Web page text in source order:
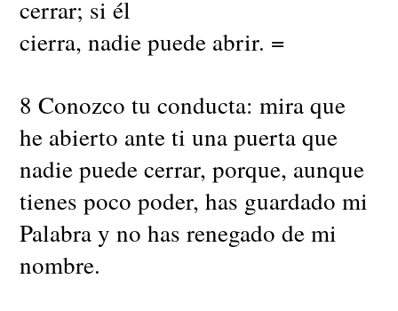
cerrar; si él
cierra, nadie puede abrir. =
8 Conozco tu conducta: mira que
he abierto ante ti una puerta que
nadie puede cerrar, porque, aunque
tienes poco poder, has guardado mi
Palabra y no has renegado de mi
nombre.